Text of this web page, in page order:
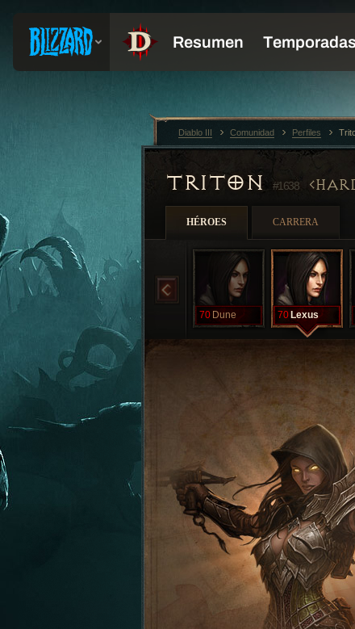
TRITON#1638
HÉROES CARRERA
70 Dune 70 Lexus
Diablo III Comunidad Perfiles